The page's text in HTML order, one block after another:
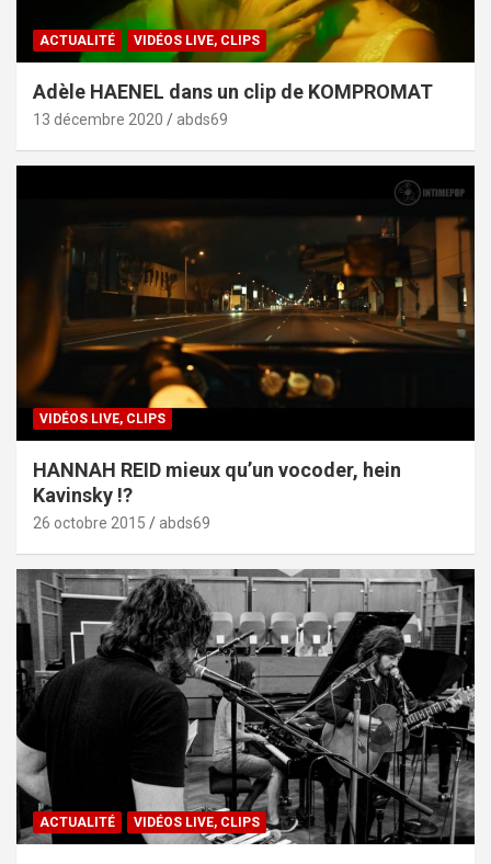
ACTUALITÉ VIDÉOS LIVE, CLIPS
Adèle HAENEL dans un clip de KOMPROMAT
13 décembre 2020 abds69
VIDÉOS LIVE, CLIPS
HANNAH REID mieux qu’un vocoder, hein
Kavinsky !?
26 octobre 2015 abds69
ACTUALITÉ VIDÉOS LIVE, CLIPS